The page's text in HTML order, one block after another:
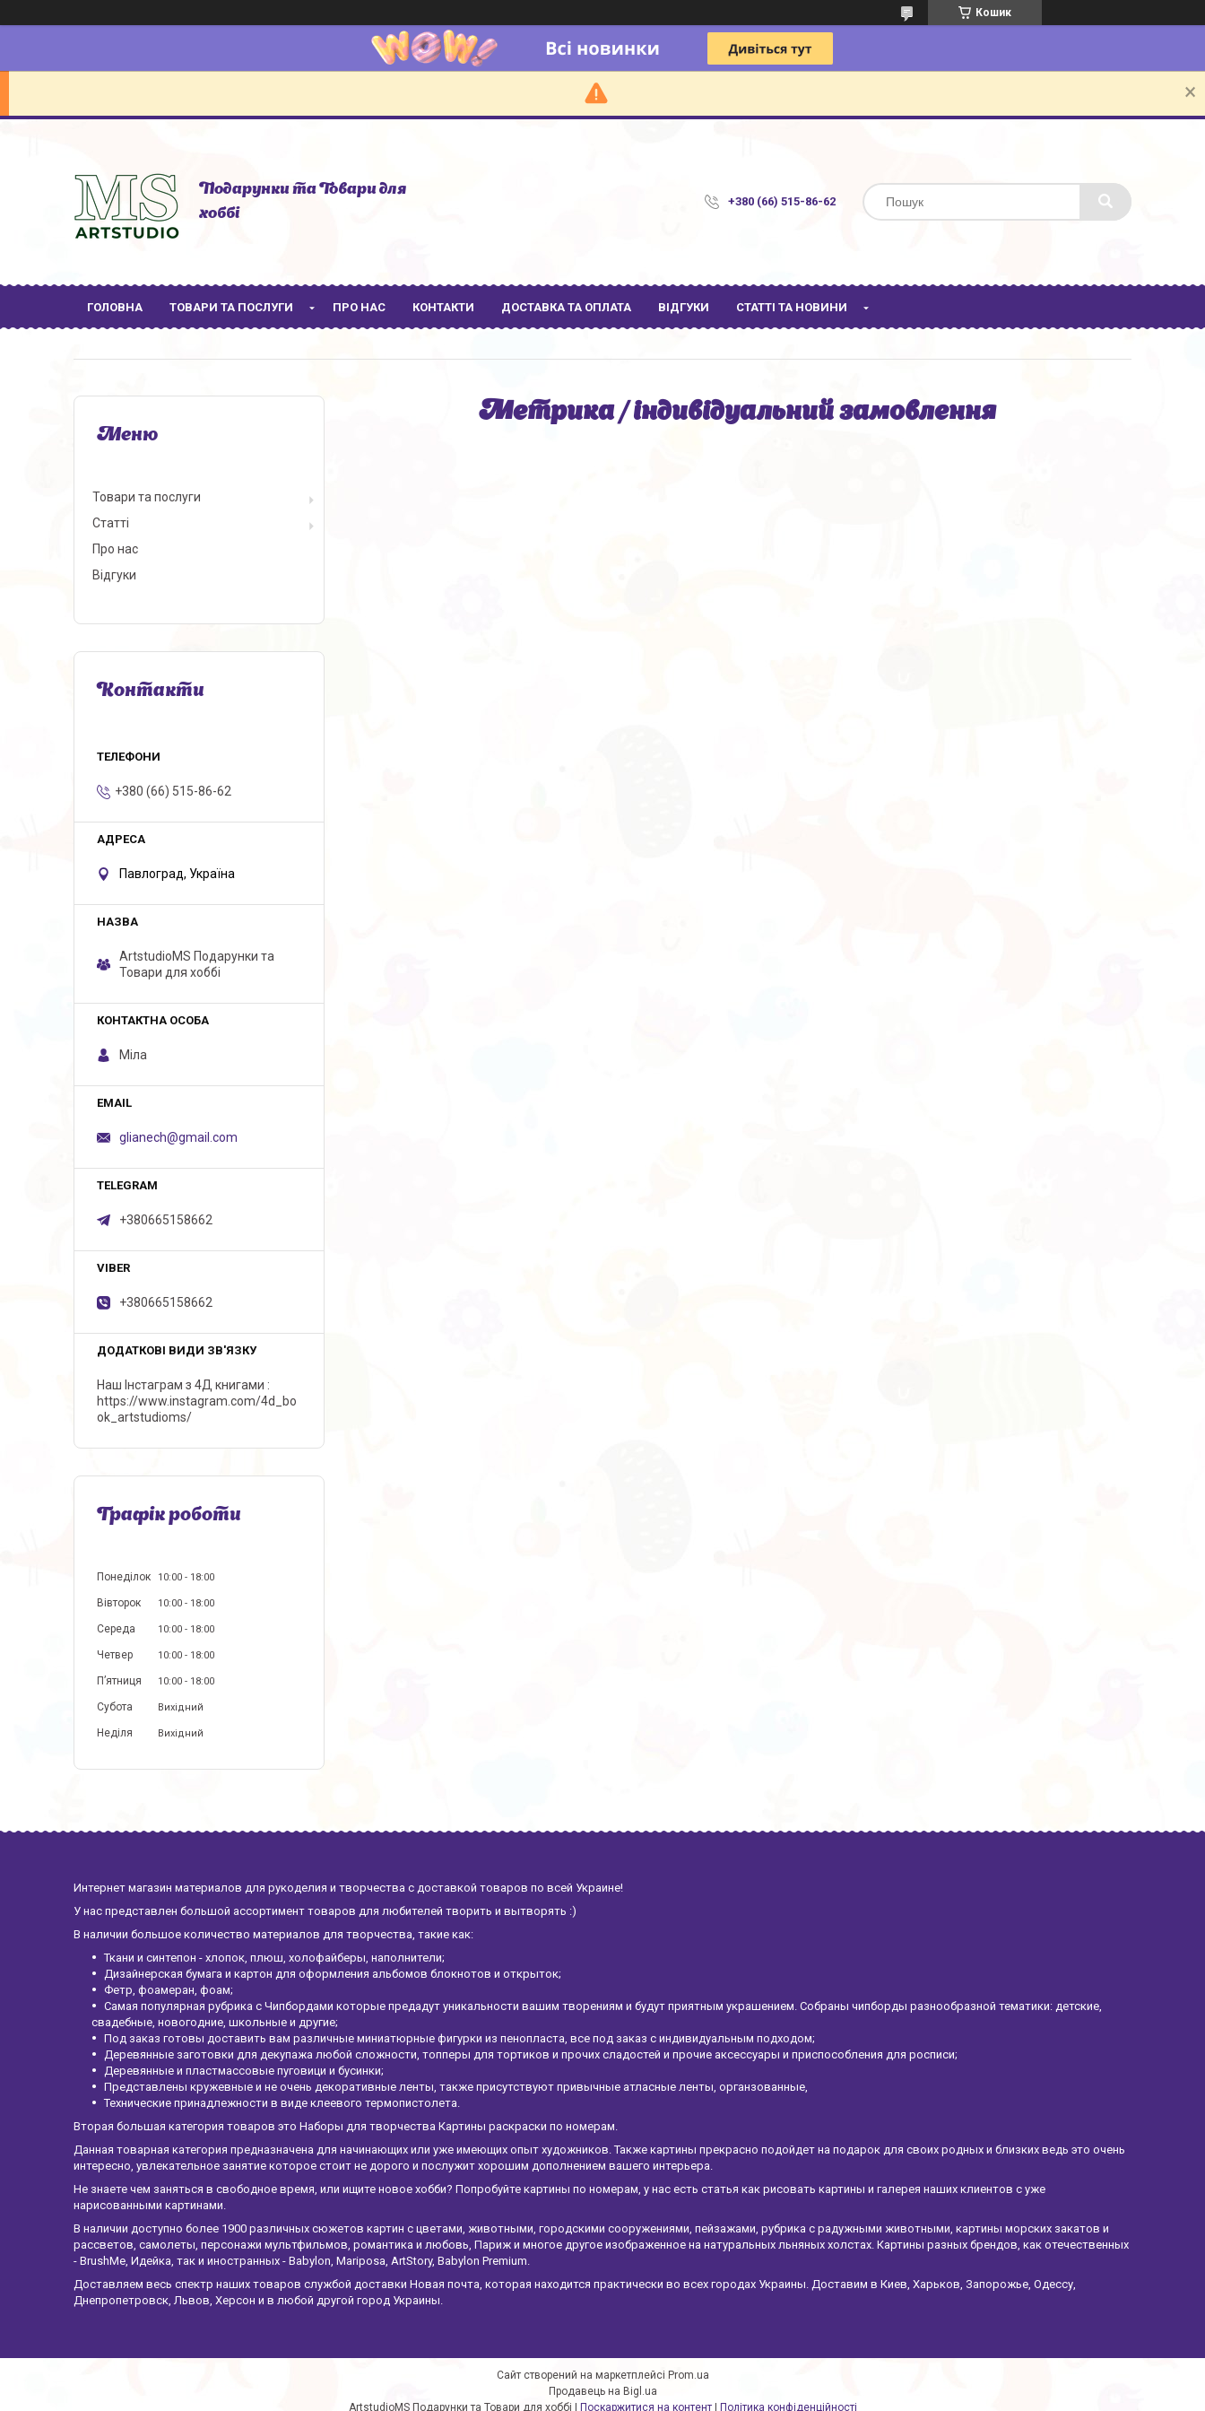
Кошик
Подарунки та Товари для
хоббі
+380 (66) 515-86-62
ГОЛОВНА ТОВАРИ ТА ПОСЛУГИ ПРО НАС КОНТАКТИ ДОСТАВКА ТА ОПЛАТА ВІДГУКИ СТАТТІ ТА НОВИНИ
Метрика / індивідуальний замовлення
Товари та послуги
Статті
Про нас
Відгуки
Контакти
+380 (66) 515-86-62
Павлоград, Україна
ArtstudioMS Подарунки та
Товари для хоббі
Міла
glianech@gmail.com
+380665158662
+380665158662
Наш Інстаграм з 4Д книгами
https://www.instagram.com/4d_bo
ok_artstudioms/
Графік роботи
Понеділок 10:00 18:00
Вівторок 10:00 18:00
Середа 10:00 18:00
Четвер 10:00 18:00
Пʼятниця 10:00 18:00
Субота Вихідний
Неділя Вихідний
Интернет магазин материалов для рукоделия и творчества с доставкой товаров по всей Украине!
У нас представлен большой ассортимент товаров для любителей творить и вытворять :)
В наличии большое количество материалов для творчества, такие как:
Ткани и синтепон - хлопок, плюш, холофайберы, наполнители;
Дизайнерская бумага и картон для оформления альбомов блокнотов и открыток;
Фетр, фоамеран, фоам;
Самая популярная рубрика с Чипбордами которые предадут уникальности вашим творениям и будут приятным украшением. Собраны чипборды разнообразной тематики: детские,
свадебные, новогодние, школьные и другие;
Под заказ готовы доставить вам различные миниатюрные фигурки из пенопласта, все под заказ с индивидуальным подходом;
Деревянные заготовки для декупажа любой сложности, топперы для тортиков и прочих сладостей и прочие аксессуары и приспособления для росписи;
Деревянные и пластмассовые пуговици и бусинки;
Представлены кружевные и не очень декоративные ленты, также присутствуют привычные атласные ленты, органзованные,
Технические принадлежности в виде клеевого термопистолета.
Вторая большая категория товаров это Наборы для творчества Картины раскраски по номерам.
Данная товарная категория предназначена для начинающих или уже имеющих опыт художников. Также картины прекрасно подойдет на подарок для своих родных и близких ведь это очень
интересно, увлекательное занятие которое стоит не дорого и послужит хорошим дополнением вашего интерьера.
Не знаете чем заняться в свободное время, или ищите новое хобби? Попробуйте картины по номерам, у нас есть статья как рисовать картины и галерея наших клиентов с уже
нарисованными картинами.
В наличии доступно более 1900 различных сюжетов картин с цветами, животными, городскими сооружениями, пейзажами, рубрика с радужными животными, картины морских закатов и
рассветов, самолеты, персонажи мультфильмов, романтика и любовь, Париж и многое другое изображенное на натуральных льняных холстах. Картины разных брендов, как отечественных
- BrushMe, Идейка, так и иностранных - Babylon, Mariposa, ArtStory, Babylon Premium.
Доставляем весь спектр наших товаров службой доставки Новая почта, которая находится практически во всех городах Украины. Доставим в Киев, Харьков, Запорожье, Одессу,
Днепропетровск, Львов, Херсон и в любой другой город Украины.
Сайт створений на маркетплейсі Prom.ua
Продавець на Bigl.ua
Поскаржитися на контент Політика конфіденційності